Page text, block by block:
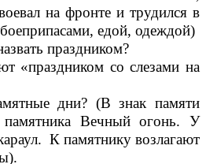
на фронте и трудился в
едой, одеждой)
праздником?
«праздником со слезами на
дни? (В знак памяти
памятника Вечный огонь. У
К памятнику возлагают